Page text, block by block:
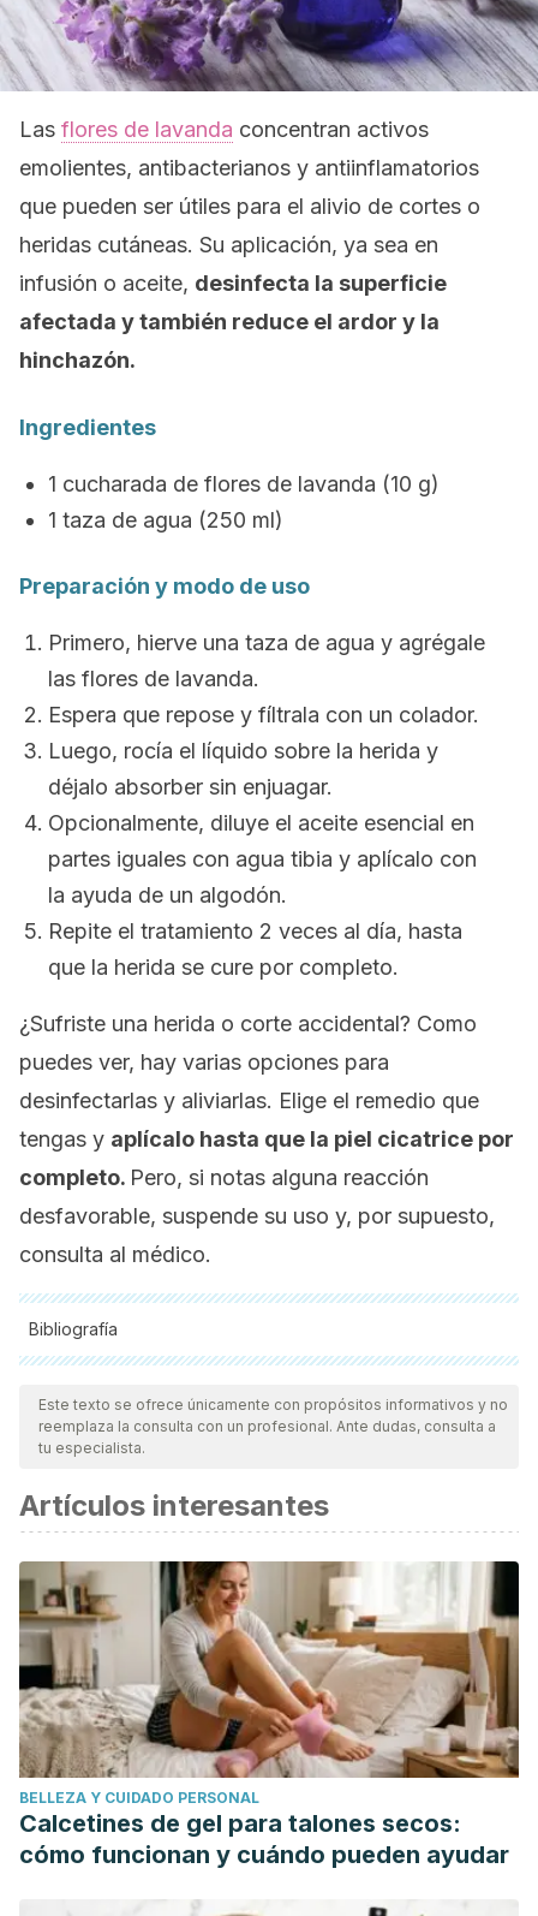
Las flores de lavanda concentran activos
emolientes, antibacterianos y antiinflamatorios
que pueden ser útiles para el alivio de cortes o
heridas cutáneas. Su aplicación, ya sea en
infusión o aceite, desinfecta la superficie
afectada y también reduce el ardor y la
hinchazón.
Ingredientes
1 cucharada de flores de lavanda (10 g)
1 taza de agua (250 ml)
Preparación y modo de uso
Primero, hierve una taza de agua y agrégale
las flores de lavanda.
Espera que repose y fíltrala con un colador.
Luego, rocía el líquido sobre la herida y
déjalo absorber sin enjuagar.
Opcionalmente, diluye el aceite esencial en
partes iguales con agua tibia y aplícalo con
la ayuda de un algodón.
Repite el tratamiento 2 veces al día, hasta
que la herida se cure por completo.
¿Sufriste una herida o corte accidental? Como
puedes ver, hay varias opciones para
desinfectarlas y aliviarlas. Elige el remedio que
tengas y aplícalo hasta que la piel cicatrice por
completo. Pero, si notas alguna reacción
desfavorable, suspende su uso y, por supuesto,
consulta al médico.
Bibliografía
Todas las fuentes citadas fueron revisadas a profundidad por
nuestro equipo, para asegurar su calidad, confiabilidad,
vigencia y validez.La bibliografía de este artículo fue
científica.
Heridas y
lesiones.
https://medlineplus.gov/spanish/
La piel.http://www.urgomedical.es/understanding-together-
2/skin-and-wound-healing/
Antiséptico.
https://www.definicionabc.com/salud/antiseptico.php
Este texto se ofrece únicamente con propósitos informativos y no
reemplaza la consulta con un profesional. Ante dudas, consulta a
tu especialista.
Artículos interesantes
BELLEZA Y CUIDADO PERSONAL
Calcetines de gel para talones secos:
cómo funcionan y cuándo pueden ayudar